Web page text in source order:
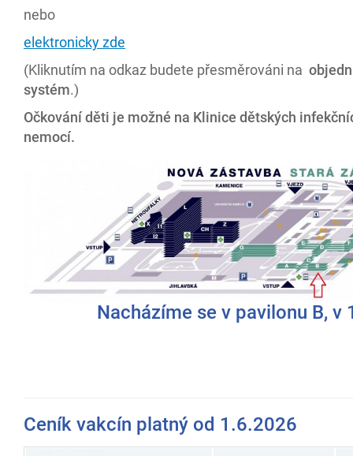
nebo
elektronicky zde
(Kliknutím na odkaz budete přesměrováni na
systém.)
Očkování děti je možné na Klinice dětských
nemocí.
Nacházíme se v pavilonu B, v
Ceník vakcín platný od 1.6.2026